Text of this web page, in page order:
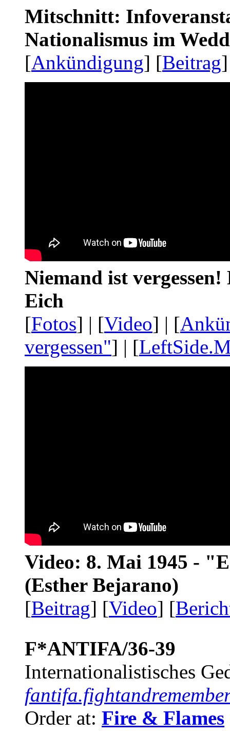
Mitschnitt:
Nationalismus im
[Ankündigung] [Beitrag
Niemand ist
Eich
[Fotos] | [Video] | [
vergessen"] | [
Video: 8. Mai 1945 -
(Esther Bejarano)
[Beitrag] [Video] [
F*ANTIFA/36-39
Internationalistisches
Order at: Fire & Flames